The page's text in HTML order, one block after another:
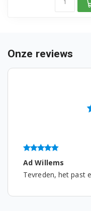
WT34V100EE/01
WT34V100EE/04
WT34V100FG/01
WT34V100HK/18
WT34V100HK/19
WT34V100ME/01
Onze reviews
het werkt weer...